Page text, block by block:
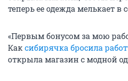
теперь ее одежда мелькает в
«Первым бонусом за мою
Каксибирячка бросила
открыла магазин с модной